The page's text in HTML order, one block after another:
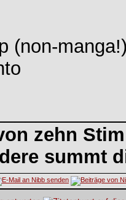
(non-
zehn
summt